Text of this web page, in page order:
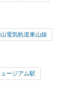
山電気軌道東山線
ージアム駅